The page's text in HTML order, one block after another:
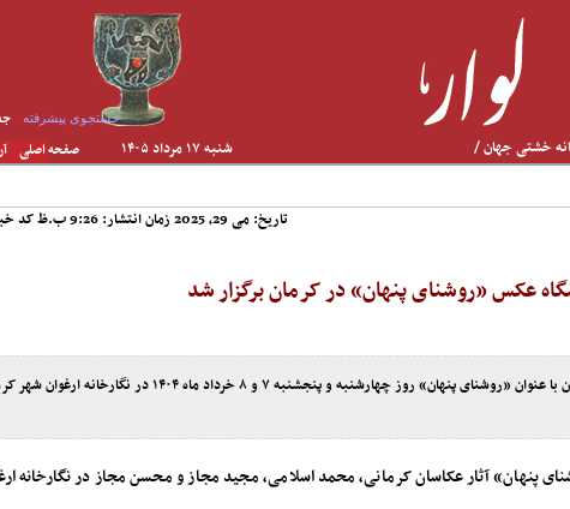
خشتی جهان /
جستجوی پیشرفته
صفحه اصلی شنبه ۱۷ مرداد ۱۴۰۵
تاریخ: می 29, 2025 زمان انتشار: 9:26 ب.ظ کد خبر:
عکس «روشنای پنهان» در کرمان برگزار شد
نمایشگاه گروهی عکس از آثار سه تن از عکاسان کرمان با عنوان «روشنای پنهان» روز چهارشنبه و پنجشنبه ۷ و ۸ خرداد
پنهان» آثار عکاسان کرمانی، محمد اسلامی، مجید مجاز و محسن مجاز در نگارخانه